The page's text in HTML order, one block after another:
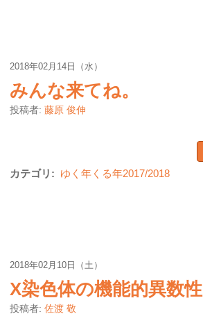
2018年02月14日（水）
みんな来てね。
投稿者: 藤原 俊伸
カテゴリ: ゆく年くる年2017/2018
2018年02月10日（土）
X染色体の機能的異数性
投稿者: 佐渡 敬